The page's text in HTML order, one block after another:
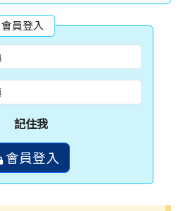
會員登入
記住我
會員登入